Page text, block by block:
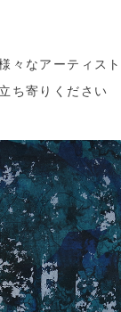
々なアーティス
ち寄りください